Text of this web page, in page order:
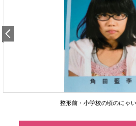
整形前・小学校の頃のにゃ